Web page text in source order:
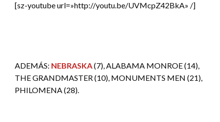
[sz-youtube url=»http://youtu.be/UVMcpZ42BkA» /]
ADEMÁS: NEBRASKA(7), ALABAMA MONROE (14),
THE GRANDMASTER (10), MONUMENTS MEN (21),
PHILOMENA (28).